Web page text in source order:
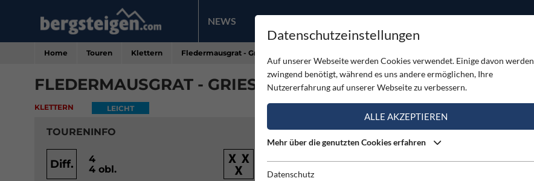
NEWS PRODUKTE
Home Touren Klettern Fledermausgrat - Griesmauer Südwestgrat
FLEDERMAUSGRAT - GRIESMAUER SÜDWESTGRAT
KLETTERN LEICHT
TOURENINFO
Diff.
4
4 obl.
Gut
Datenschutzeinstellungen
Auf unserer Webseite werden Cookies verwendet. Einige davon werden
zwingend benötigt, während es uns andere ermöglichen, Ihre
Nutzererfahrung auf unserer Webseite zu verbessern.
ALLE AKZEPTIEREN
Mehr über die genutzten Cookies erfahren
Datenschutz